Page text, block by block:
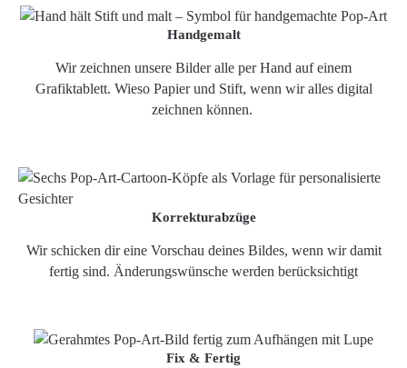
Handgemalt
Wir zeichnen unsere Bilder alle per Hand auf einem
Grafiktablett. Wieso Papier und Stift, wenn wir alles digital
zeichnen können.
Korrekturabzüge
Wir schicken dir eine Vorschau deines Bildes, wenn wir damit
fertig sind. Änderungswünsche werden berücksichtigt
Fix & Fertig